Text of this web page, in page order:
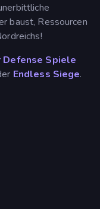
baust, Ressourcen
Defense Spiele
Endless Siege.